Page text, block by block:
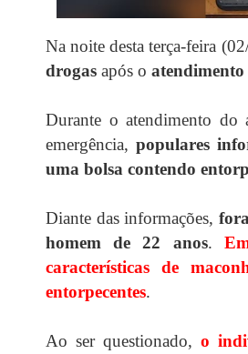
Na noite desta terça-feira
drogas após o
Durante o atendimento do
emergência, populares
uma bolsa contendo
Diante das informações,
homem de 22 anos.
características de
entorpecentes.
Ao ser questionado, o